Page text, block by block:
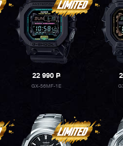
22 990P
GX-56MF-1E